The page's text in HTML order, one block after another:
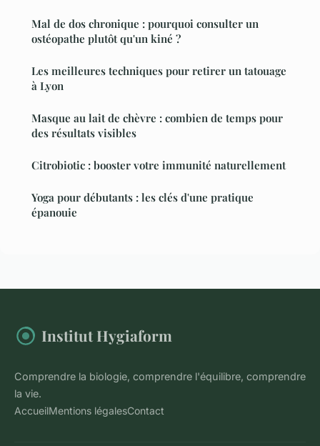
Mal de dos chronique : pourquoi consulter un
ostéopathe plutôt qu'un kiné ?
Les meilleures techniques pour retirer un tatouage
à Lyon
Masque au lait de chèvre : combien de temps pour
des résultats visibles
Citrobiotic : booster votre immunité naturellement
Yoga pour débutants : les clés d'une pratique
épanouie
Institut Hygiaform
Comprendre la biologie, comprendre l'équilibre, comprendre
la vie.
AccueilMentions légalesContact